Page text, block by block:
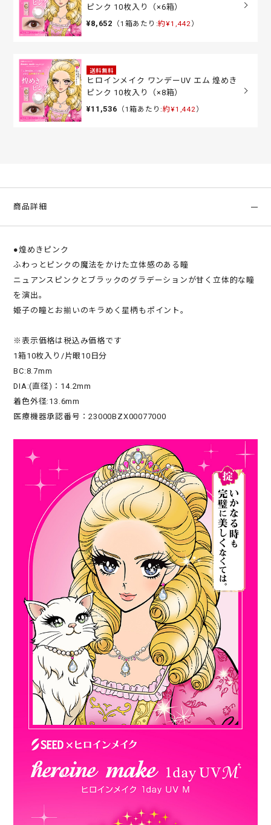
ピンク 10枚入り（×6箱）
¥8,652 （1箱あたり:約¥1,442）
送料無料
ヒロインメイク ワンデーUV エム 煌めき
ピンク 10枚入り（×8箱）
¥11,536 （1箱あたり:約¥1,442）
商品詳細
●煌めきピンク
ふわっとピンクの魔法をかけた立体感のある瞳
ニュアンスピンクとブラックのグラデーションが甘く立体的な瞳
を演出。
姫子の瞳とお揃いのキラめく星柄もポイント。
※表示価格は税込み価格です
1箱10枚入り/片眼10日分
BC:8.7mm
DIA:(直径)：14.2mm
着色外径:13.6mm
医療機器承認番号：23000BZX00077000